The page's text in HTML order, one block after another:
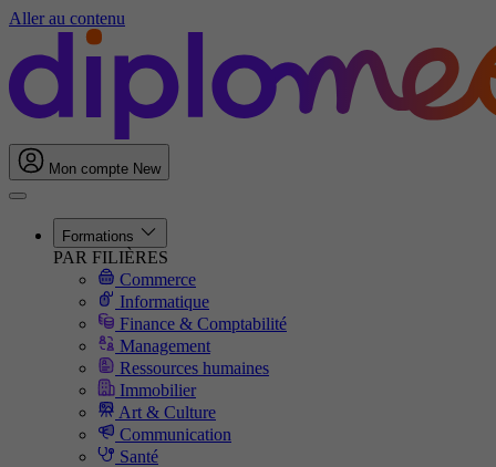
Aller au contenu
Mon compte New
Formations
PAR FILIÈRES
Commerce
Informatique
Finance & Comptabilité
Management
Ressources humaines
Immobilier
Art & Culture
Communication
Santé